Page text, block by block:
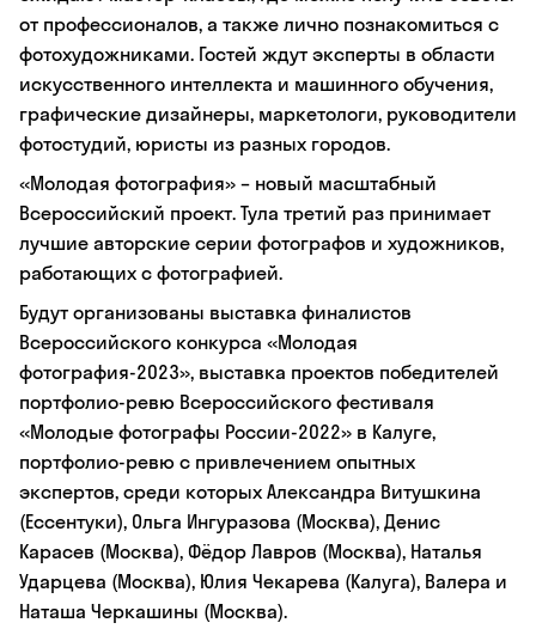
от профессионалов, а также лично познакомиться с
фотохудожниками. Гостей ждут эксперты в области
искусственного интеллекта и машинного обучения,
графические дизайнеры, маркетологи, руководители
фотостудий, юристы из разных городов.
«Молодая фотография» – новый масштабный
Всероссийский проект. Тула третий раз принимает
лучшие авторские серии фотографов и художников,
работающих с фотографией.
Будут организованы выставка финалистов
Всероссийского конкурса «Молодая
фотография-2023», выставка проектов победителей
портфолио-ревю Всероссийского фестиваля
«Молодые фотографы России-2022» в Калуге,
портфолио-ревю с привлечением опытных
экспертов, среди которых Александра Витушкина
(Ессентуки), Ольга Ингуразова (Москва), Денис
Карасев (Москва), Фёдор Лавров (Москва), Наталья
Ударцева (Москва), Юлия Чекарева (Калуга), Валера и
Наташа Черкашины (Москва).